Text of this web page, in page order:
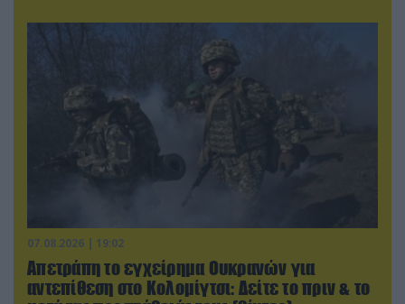
07.08.2026 | 19:02
Απετράπη το εγχείρημα Ουκρανών για
αντεπίθεση στο Κολομίγτσι: Δείτε το πριν & το